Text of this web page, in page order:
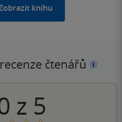
knihu
čtenářů
z 5